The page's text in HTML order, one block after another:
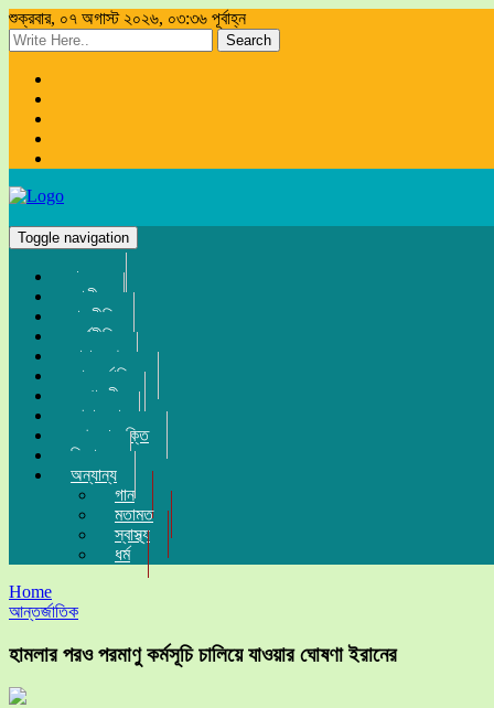
শুক্রবার, ০৭ অগাস্ট ২০২৬, ০৩:৩৬ পূর্বাহ্ন
Search
Toggle navigation
প্রচ্ছদ
জাতীয়
রাজনীতি
অর্থনীতি
সারা দেশ
আন্তর্জাতিক
সম্পাদকীয়
খেলা-ধুলা
তথ্য-প্রযুক্তি
বিনোদন
অন্যান্য
গান
মতামত
স্বাস্থ্য
ধর্ম
Home
আন্তর্জাতিক
হামলার পরও পরমাণু কর্মসূচি চালিয়ে যাওয়ার ঘোষণা ইরানের